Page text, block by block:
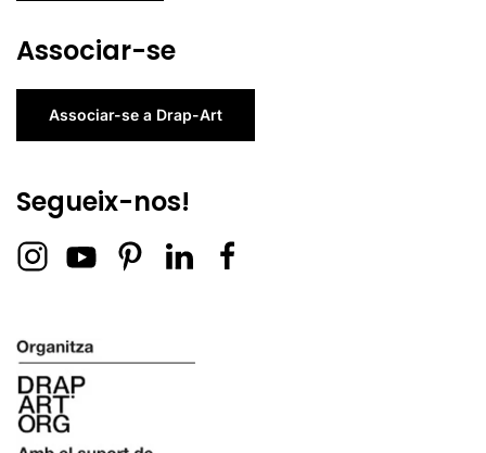
Associar-se
Associar-se a Drap-Art
Segueix-nos!